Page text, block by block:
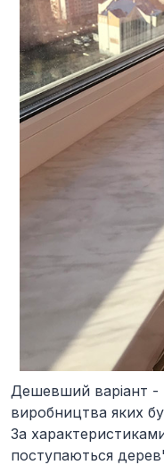
Дешевший варіант -
виробництва яких
За
поступаються